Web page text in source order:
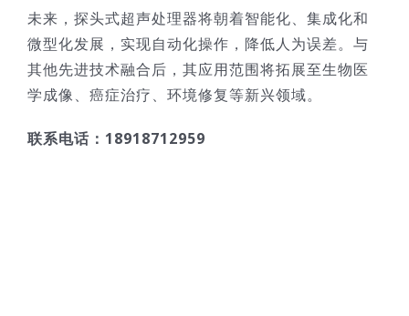
未来，探头式超声处理器将朝着智能化、集成化和
微型化发展，实现自动化操作，降低人为误差。与
其他先进技术融合后，其应用范围将拓展至生物医
学成像、癌症治疗、环境修复等新兴领域。
联系电话：18918712959